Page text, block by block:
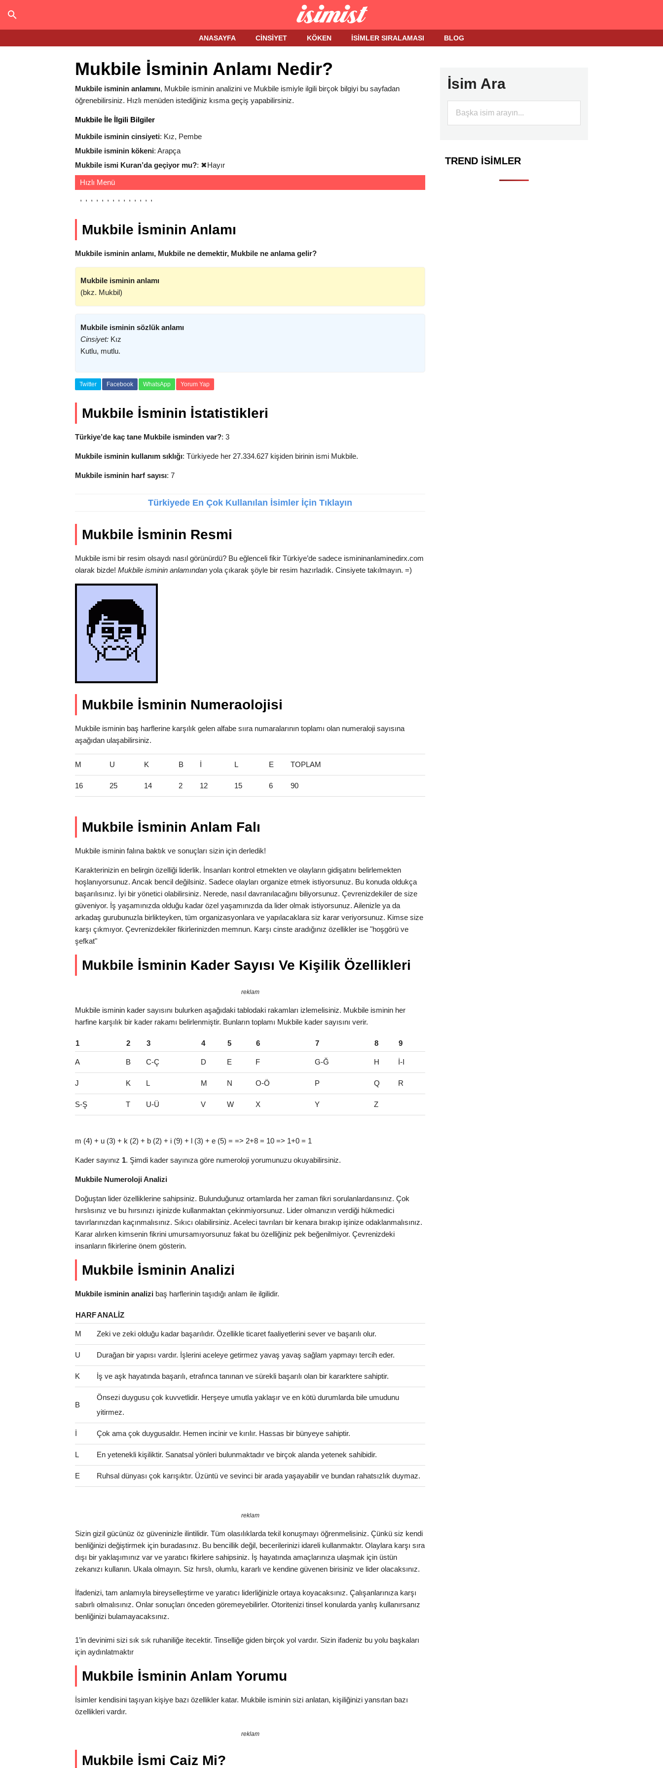
ANASAYFA CINSIYET KÖKEN İSIMLER SIRALAMASI BLOG
Mukbile İsminin Anlamı Nedir?
Mukbile isminin anlamını, Mukbile isminin analizini ve Mukbile ismiyle ilgili birçok bilgiyi bu sayfadan
öğrenebilirsiniz. Hızlı menüden istediğiniz kısma geçiş yapabilirsiniz.
Mukbile İle İlgili Bilgiler
Mukbile isminin cinsiyeti: Kız, Pembe
Mukbile isminin kökeni: Arapça
Mukbile ismi Kuran’da geçiyor mu?: ✖Hayır
Hızlı Menü
Mukbile İsminin Anlamı
Mukbile isminin anlamı, Mukbile ne demektir, Mukbile ne anlama gelir?
Mukbile isminin anlamı
(bkz. Mukbil)
Mukbile isminin sözlük anlamı
Cinsiyet: Kız
Kutlu, mutlu.
Twitter Facebook WhatsApp Yorum Yap
Mukbile İsminin İstatistikleri
Türkiye’de kaç tane Mukbile isminden var?: 3
Mukbile isminin kullanım sıklığı: Türkiyede her 27.334.627 kişiden birinin ismi Mukbile.
Mukbile isminin harf sayısı: 7
Türkiyede En Çok Kullanılan İsimler İçin Tıklayın
Mukbile İsminin Resmi
Mukbile ismi bir resim olsaydı nasıl görünürdü? Bu eğlenceli fikir Türkiye’de sadece ismininanlaminedirx.com
olarak bizde! Mukbile isminin anlamından yola çıkarak şöyle bir resim hazırladık. Cinsiyete takılmayın. =)
Mukbile İsminin Numeraolojisi
Mukbile isminin baş harflerine karşılık gelen alfabe sııra numaralarının toplamı olan numeraloji sayısına
aşağıdan ulaşabilirsiniz.
M U K B İ L E TOPLAM
16 25 14 2 12 15 6 90
Mukbile İsminin Anlam Falı
Mukbile isminin falına baktık ve sonuçları sizin için derledik!
Karakterinizin en belirgin özelliği liderlik. İnsanları kontrol etmekten ve olayların gidişatını belirlemekten
hoşlanıyorsunuz. Ancak bencil değilsiniz. Sadece olayları organize etmek istiyorsunuz. Bu konuda oldukça
başarılısınız. İyi bir yönetici olabilirsiniz. Nerede, nasıl davranılacağını biliyorsunuz. Çevrenizdekiler de size
güveniyor. İş yaşamınızda olduğu kadar özel yaşamınızda da lider olmak istiyorsunuz. Ailenizle ya da
arkadaş gurubunuzla birlikteyken, tüm organizasyonlara ve yapılacaklara siz karar veriyorsunuz. Kimse size
karşı çıkmıyor. Çevrenizdekiler fikirlerinizden memnun. Karşı cinste aradığınız özellikler ise "hoşgörü ve
şefkat"
Mukbile İsminin Kader Sayısı Ve Kişilik Özellikleri
reklam
Mukbile isminin kader sayısını bulurken aşağıdaki tablodaki rakamları izlemelisiniz. Mukbile isminin her
harfine karşılık bir kader rakamı belirlenmiştir. Bunların toplamı Mukbile kader sayısını verir.
1 2 3 4 5 6 7 8 9
A B C-Ç D E F G-Ğ H İ-I
J K L M N O-Ö P Q R
S-Ş T U-Ü V W X Y Z
m (4) + u (3) + k (2) + b (2) + i (9) + l (3) + e (5) = => 2+8 = 10 => 1+0 = 1
Kader sayınız 1. Şimdi kader sayınıza göre numeroloji yorumunuzu okuyabilirsiniz.
Mukbile Numeroloji Analizi
Doğuştan lider özelliklerine sahipsiniz. Bulunduğunuz ortamlarda her zaman fikri sorulanlardansınız. Çok
hırslısınız ve bu hırsınızı işinizde kullanmaktan çekinmiyorsunuz. Lider olmanızın verdiği hükmedici
tavırlarınızdan kaçınmalısınız. Sıkıcı olabilirsiniz. Aceleci tavrıları bir kenara bırakıp işinize odaklanmalısınız.
Karar alırken kimsenin fikrini umursamıyorsunuz fakat bu özelliğiniz pek beğenilmiyor. Çevrenizdeki
insanların fikirlerine önem gösterin.
Mukbile İsminin Analizi
Mukbile isminin analizi baş harflerinin taşıdığı anlam ile ilgilidir.
HARFANALIZ
M Zeki ve zeki olduğu kadar başarılıdır. Özellikle ticaret faaliyetlerini sever ve başarılı olur.
U Durağan bir yapısı vardır. İşlerini aceleye getirmez yavaş yavaş sağlam yapmayı tercih eder.
K İş ve aşk hayatında başarılı, etrafınca tanınan ve sürekli başarılı olan bir kararktere sahiptir.
B
Önsezi duygusu çok kuvvetlidir. Herşeye umutla yaklaşır ve en kötü durumlarda bile umudunu
yitirmez.
İ Çok ama çok duygusaldır. Hemen incinir ve kırılır. Hassas bir bünyeye sahiptir.
L En yetenekli kişiliktir. Sanatsal yönleri bulunmaktadır ve birçok alanda yetenek sahibidir.
E Ruhsal dünyası çok karışıktır. Üzüntü ve sevinci bir arada yaşayabilir ve bundan rahatsızlık duymaz.
reklam
Sizin gizil gücünüz öz güveninizle ilintilidir. Tüm olasılıklarda tekil konuşmayı öğrenmelisiniz. Çünkü siz kendi
benliğinizi değiştirmek için buradasınız. Bu bencillik değil, becerilerinizi idareli kullanmaktır. Olaylara karşı sıra
dışı bir yaklaşımınız var ve yaratıcı fikirlere sahipsiniz. İş hayatında amaçlarınıza ulaşmak için üstün
zekanızı kullanın. Ukala olmayın. Siz hırslı, olumlu, kararlı ve kendine güvenen birisiniz ve lider olacaksınız.
İfadenizi, tam anlamıyla bireyselleştirme ve yaratıcı liderliğinizle ortaya koyacaksınız. Çalışanlarınıza karşı
sabırlı olmalısınız. Onlar sonuçları önceden göremeyebilirler. Otoritenizi tinsel konularda yanlış kullanırsanız
benliğinizi bulamayacaksınız.
1’in devinimi sizi sık sık ruhaniliğe itecektir. Tinselliğe giden birçok yol vardır. Sizin ifadeniz bu yolu başkaları
için aydınlatmaktır
Mukbile İsminin Anlam Yorumu
İsimler kendisini taşıyan kişiye bazı özellikler katar. Mukbile isminin sizi anlatan, kişiliğinizi yansıtan bazı
özellikleri vardır.
reklam
Mukbile İsmi Caiz Mi?
İsim Ara
TREND İSIMLER